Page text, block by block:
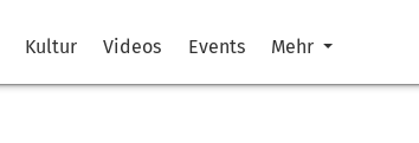
Kultur Videos Events Mehr